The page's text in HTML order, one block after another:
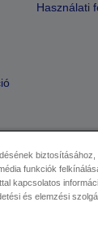
Használati
központ
biztosításához,
funkciók
kapcsolatos
és elemzési